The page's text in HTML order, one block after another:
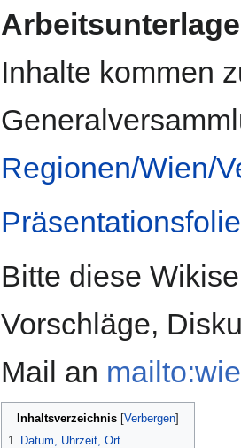
Inhalte kommen
Regionen/Wien/
Bitte diese
Vorschläge,
Mail an
Inhaltsverzeichnis
1
Datum, Uhrzeit, Ort